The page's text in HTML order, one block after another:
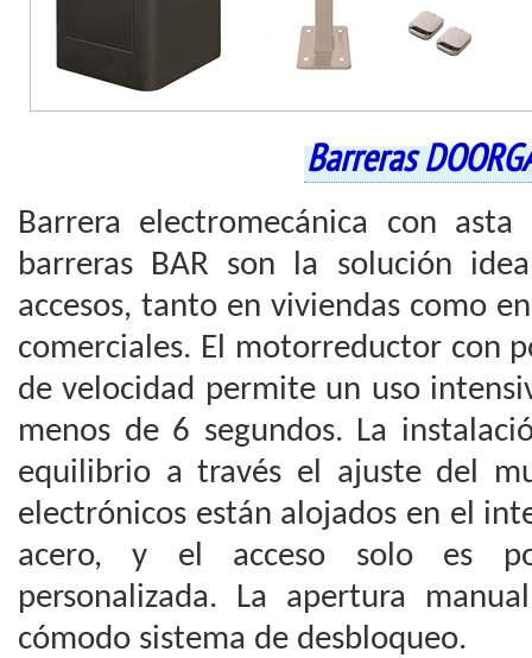
Barreras
Barrera electromecánica con
barreras BAR son la solución
accesos, tanto en viviendas como
comerciales. El motorreductor con
de velocidad permite un uso
menos de 6 segundos. La
equilibrio a través el ajuste del
electrónicos están alojados en el
acero, y el acceso solo es
personalizada. La apertura
cómodo sistema de desbloqueo.